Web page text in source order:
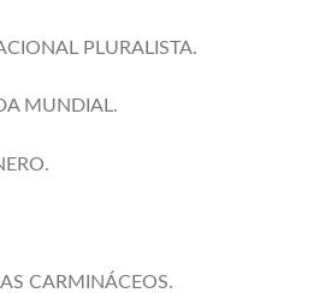
PLURALISTA.
MUNDIAL.
CARMINÁCEOS.